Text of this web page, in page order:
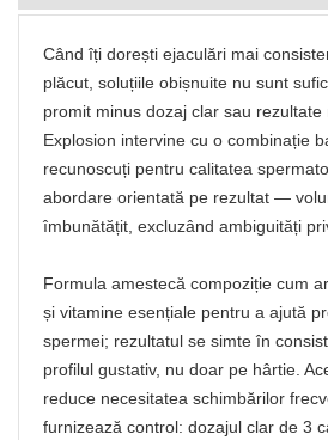
Când îți dorești ejaculări mai
plăcut, soluțiile obișnuite nu sunt
promit minus dozaj clar sau rezultate
Explosion intervine cu o combinație
recunoscuți pentru calitatea
abordare orientată pe rezultat —
îmbunătățit, excluzând ambiguități
Formula amestecă compoziție cum
și vitamine esențiale pentru a ajută
spermei; rezultatul se simte în
profilul gustativ, nu doar pe hârtie.
reduce necesitatea schimbărilor
furnizează control: dozajul clar de 3